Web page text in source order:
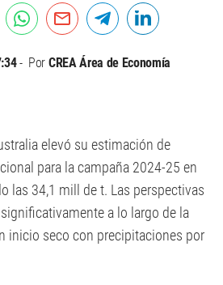
Por CREA Área de Economía
elevó su estimación de
para la campaña 2024-25 en
las 34,1 mill de t. Las perspectivas
a lo largo de la
inicio seco con precipitaciones por